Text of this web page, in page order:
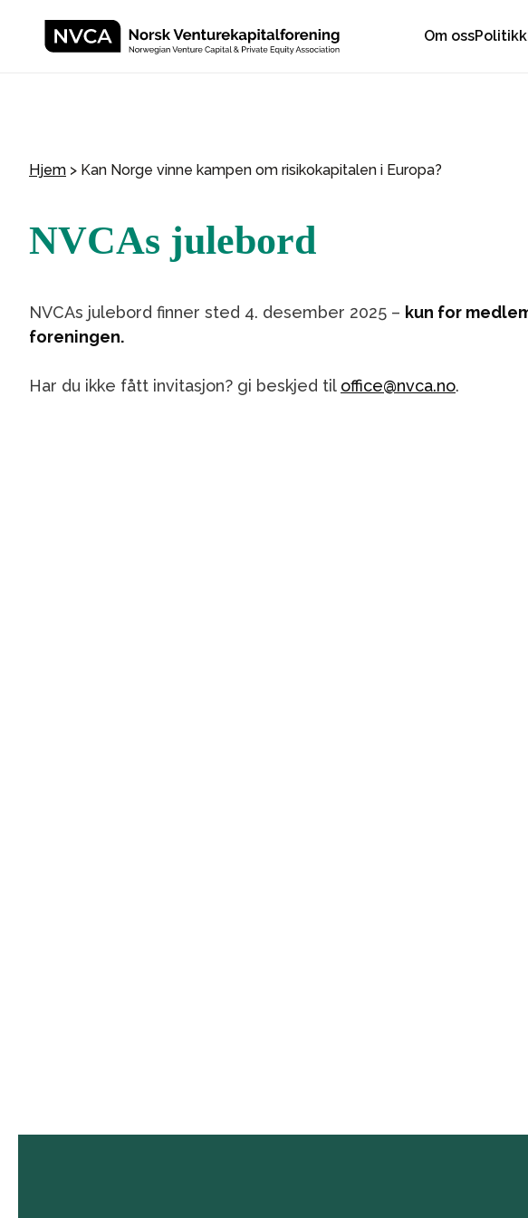
Om ossPolitikk
Hjem > Kan Norge vinne kampen om risikokapitalen i Europa?